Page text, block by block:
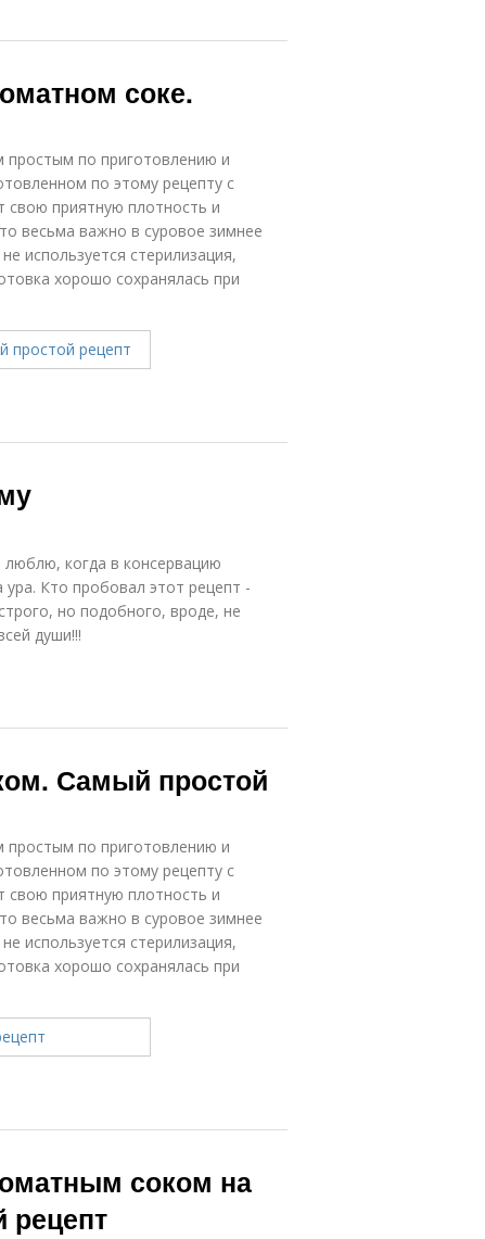
соке.
простым по приготовлению и
по этому рецепту с
свою приятную плотность и
весьма важно в суровое зимнее
используется стерилизация,
хорошо сохранялась при
когда в консервацию
Кто пробовал этот рецепт -
но подобного, вроде, не
души!!!
Самый простой
простым по приготовлению и
по этому рецепту с
свою приятную плотность и
весьма важно в суровое зимнее
используется стерилизация,
хорошо сохранялась при
соком на
рецепт